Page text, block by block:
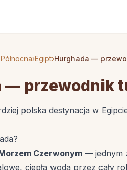
›Egipt›Hurghada —
— przewodnik
polska destynacja w
Czerwonym — jednym
ciepła woda przez cały